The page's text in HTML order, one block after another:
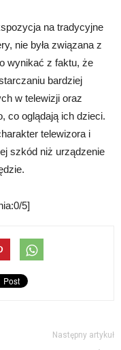
na tradycyjne
nie była związana z
wynikać z faktu, że
bardziej
w telewizji oraz
co oglądają ich dzieci.
telewizora i
szkód niż urządzenie
5]
Następny artykuł